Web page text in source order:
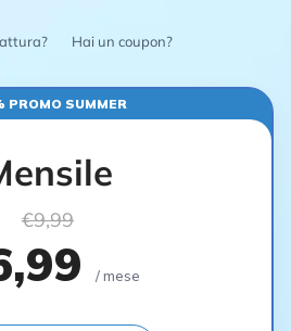
Hai un coupon?
PROMO SUMMER
€9,99
/ mese